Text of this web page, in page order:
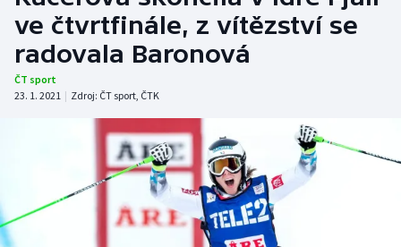
Hokej
Tenis
Atletika
DALŠÍ SPORTY
Americký fotbal
NEPŘEHLÉDNĚTE
ve čtvrtfinále, z vítězství se
radovala Baronová
ČT sport
23. 1. 2021 | Zdroj: ČT sport, ČTK